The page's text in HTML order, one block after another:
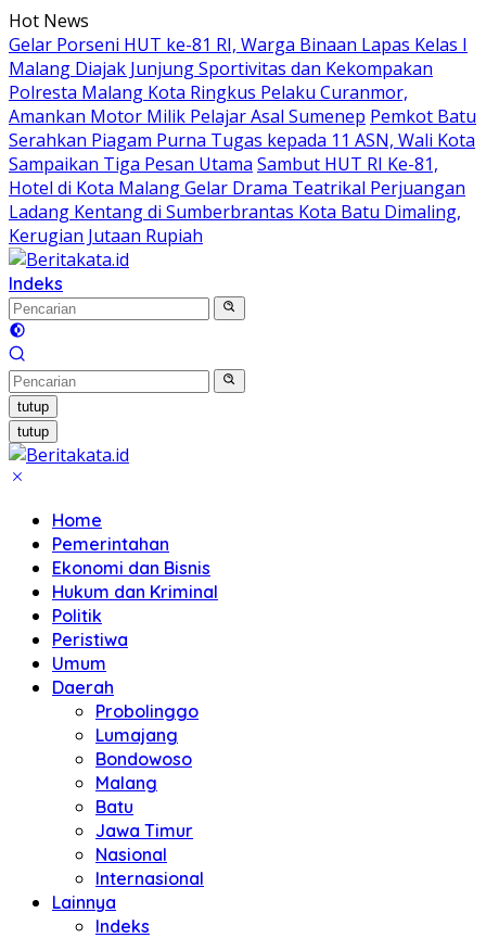
Langsung
ke
konten
Hot News
Gelar Porseni HUT ke-81 RI, Warga Binaan Lapas Kelas I
Malang Diajak Junjung Sportivitas dan Kekompakan
Polresta Malang Kota Ringkus Pelaku Curanmor,
Amankan Motor Milik Pelajar Asal Sumenep Pemkot Batu
Serahkan Piagam Purna Tugas kepada 11 ASN, Wali Kota
Sampaikan Tiga Pesan Utama Sambut HUT RI Ke-81,
Hotel di Kota Malang Gelar Drama Teatrikal Perjuangan
Ladang Kentang di Sumberbrantas Kota Batu Dimaling,
Kerugian Jutaan Rupiah
Indeks
tutup
tutup
Home
Pemerintahan
Ekonomi dan Bisnis
Hukum dan Kriminal
Politik
Peristiwa
Umum
Daerah
Probolinggo
Lumajang
Bondowoso
Malang
Batu
Jawa Timur
Nasional
Internasional
Lainnya
Indeks